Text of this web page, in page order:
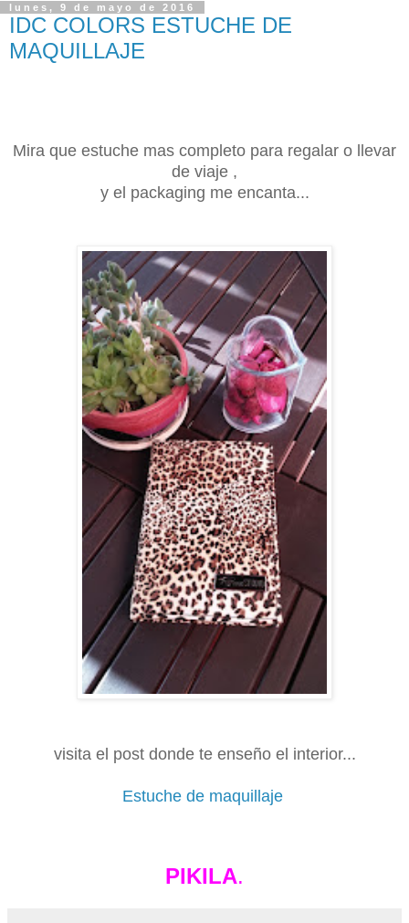
lunes, 9 de mayo de 2016
IDC COLORS ESTUCHE DE
MAQUILLAJE
Mira que estuche mas completo para regalar o llevar
de viaje ,
y el packaging me encanta...
visita el post donde te enseño el interior...
Estuche de maquillaje
PIKILA.